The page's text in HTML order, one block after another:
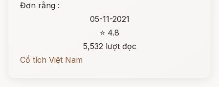
Đơn rằng :
05-11-2021
⭐ 4.8
5,532 lượt đọc
Cổ tích Việt Nam